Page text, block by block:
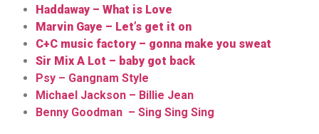
Haddaway – What is Love
Marvin Gaye – Let’s get it on
C+C music factory – gonna make you sweat
Sir Mix A Lot – baby got back
Psy – Gangnam Style
Michael Jackson – Billie Jean
Benny Goodman – Sing Sing Sing